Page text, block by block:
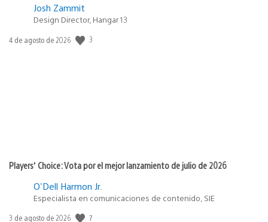
Josh Zammit
Design Director, Hangar 13
Fecha
4 de agosto de 2026 3
Players’ Choice: Vota por el mejor lanzamiento de julio de 2026
O'Dell Harmon Jr.
Especialista en comunicaciones de contenido, SIE
Fecha
3 de agosto de 2026 7